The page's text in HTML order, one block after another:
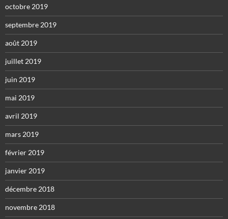
octobre 2019
septembre 2019
août 2019
juillet 2019
juin 2019
mai 2019
avril 2019
mars 2019
février 2019
janvier 2019
décembre 2018
novembre 2018